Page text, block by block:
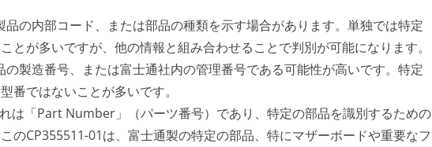
品の内部コード、または部品の種類を示す場合があります。単独では特定
とが多いですが、他の情報と組み合わせることで判別が可能になります。
の製造番号、または富士通社内の管理番号である可能性が高いです。特定
番ではないことが多いです。
は「Part Number」（パーツ番号）であり、特定の部品を識別するための
のCP355511-01は、富士通製の特定の部品、特にマザーボードや重要なフ